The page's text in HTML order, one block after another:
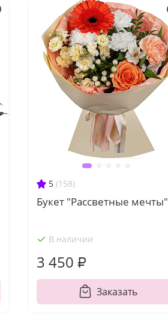
5 (158)
Букет "Рассветные мечты"
В наличии
3 450 ₽
Заказать